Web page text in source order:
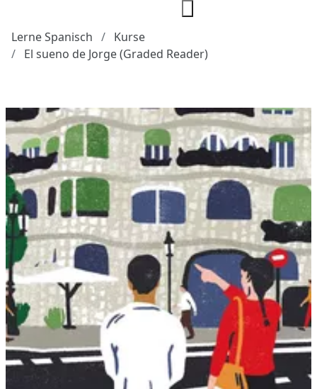
Lerne Spanisch
Kurse
El sueno de Jorge (Graded Reader)